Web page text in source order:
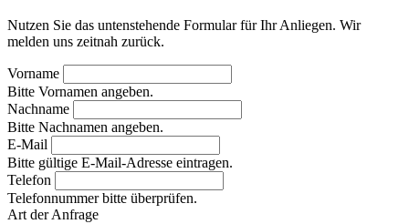
Nutzen Sie das untenstehende Formular für Ihr Anliegen. Wir
melden uns zeitnah zurück.
Vorname
Bitte Vornamen angeben.
Nachname
Bitte Nachnamen angeben.
E-Mail
Bitte gültige E-Mail-Adresse eintragen.
Telefon
Telefonnummer bitte überprüfen.
Art der Anfrage